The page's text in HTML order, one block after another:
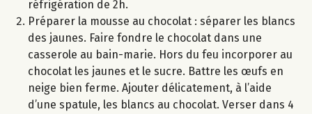
réfrigération de 2h.
Préparer la mousse au chocolat : séparer les blancs
des jaunes. Faire fondre le chocolat dans une
casserole au bain-marie. Hors du feu incorporer au
chocolat les jaunes et le sucre. Battre les œufs en
neige bien ferme. Ajouter délicatement, à l’aide
d’une spatule, les blancs au chocolat. Verser dans 4